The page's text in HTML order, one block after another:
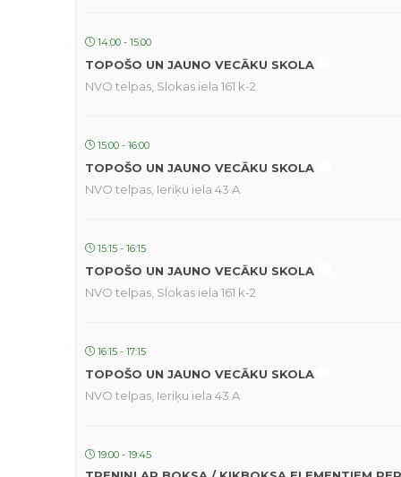
14:00 - 15:00
TOPOŠO UN JAUNO VECĀKU SKOLA
NVO telpas, Slokas iela 161 k-2
15:00 - 16:00
TOPOŠO UN JAUNO VECĀKU SKOLA
NVO telpas, Ieriķu iela 43 A
15:15 - 16:15
TOPOŠO UN JAUNO VECĀKU SKOLA
NVO telpas, Slokas iela 161 k-2
16:15 - 17:15
TOPOŠO UN JAUNO VECĀKU SKOLA
NVO telpas, Ieriķu iela 43 A
19:00 - 19:45